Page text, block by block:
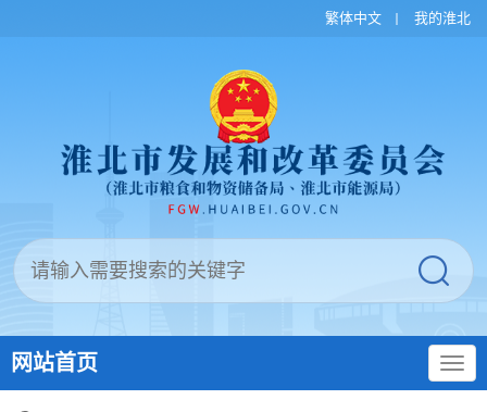
繁体中文 我的淮北
网站首页